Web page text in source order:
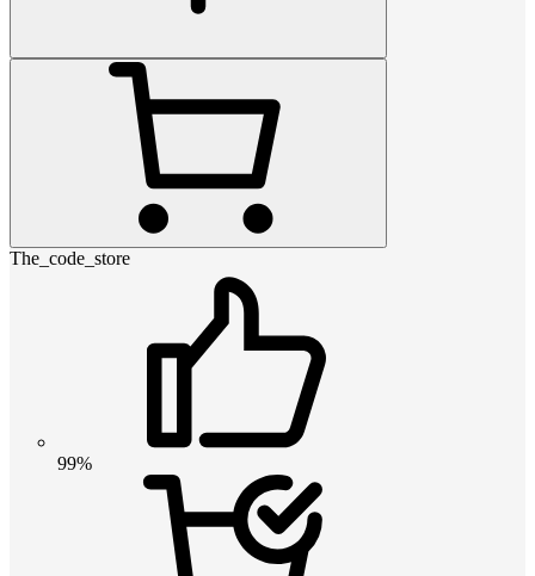
The_code_store
99%